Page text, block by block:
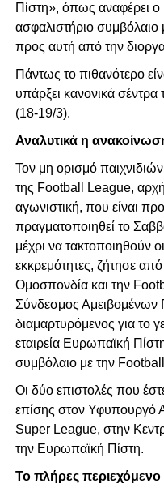
Πίστη», όπως αναφέρει
ασφαλιστήριο
προς αυτή από την
Πάντως το πιθανότερο
υπάρξει κανονικά
(18-19/3).
Αναλυτικά η
Τον μη ορισμό
της Football League,
αγωνιστική, που είναι
πραγματοποιηθεί το
μέχρι να τακτοποιηθούν
εκκρεμότητες, ζήτησε
Ομοσπονδία και την
Σύνδεσμος Αμειβομένων
διαμαρτυρόμενος για το
εταιρεία Ευρωπαϊκή
συμβόλαιο με την
Οι δύο επιστολές που
επίσης στον Υφυπουργό
Super League, στην
την Ευρωπαϊκή Πίστη.
Το πλήρες